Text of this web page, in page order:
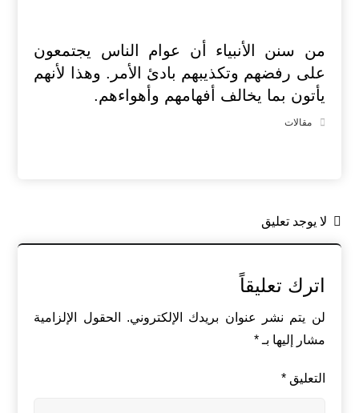
من سنن الأنبياء أن عوام الناس يجتمعون
على رفضهم وتكذيبهم بادئ الأمر. وهذا لأنهم
يأتون بما يخالف أفهامهم وأهواءهم.
مقالات
لا يوجد تعليق
اترك تعليقاً
لن يتم نشر عنوان بريدك الإلكتروني.
الحقول الإلزامية
مشار إليها بـ*
التعليق*